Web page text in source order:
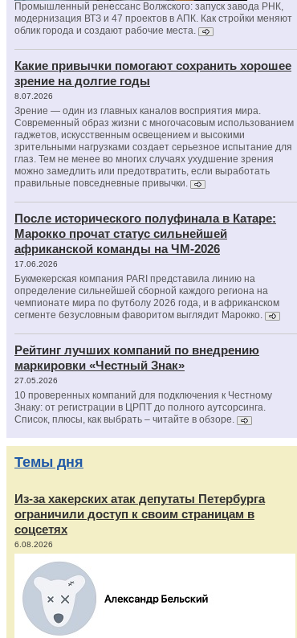
Промышленный ренессанс Волжского: запуск завода РНК,
модернизация ВТЗ и 47 проектов в АПК. Как стройки меняют
облик города и создают рабочие места.
Какие привычки помогают сохранить хорошее
зрение на долгие годы
8.07.2026
Зрение — один из главных каналов восприятия мира.
Современный образ жизни с многочасовым использованием
гаджетов, искусственным освещением и высокими
зрительными нагрузками создает серьезное испытание для
глаз. Тем не менее во многих случаях ухудшение зрения
можно замедлить или предотвратить, если выработать
правильные повседневные привычки.
После исторического полуфинала в Катаре:
Марокко прочат статус сильнейшей
африканской команды на ЧМ-2026
17.06.2026
Букмекерская компания PARI представила линию на
определение сильнейшей сборной каждого региона на
чемпионате мира по футболу 2026 года, и в африканском
сегменте безусловным фаворитом выглядит Марокко.
Рейтинг лучших компаний по внедрению
маркировки «Честный Знак»
27.05.2026
10 проверенных компаний для подключения к Честному
Знаку: от регистрации в ЦРПТ до полного аутсорсинга.
Список, плюсы, как выбрать – читайте в обзоре.
Темы дня
Из‑за хакерских атак депутаты Петербурга
ограничили доступ к своим страницам в
соцсетях
6.08.2026